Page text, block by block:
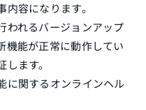
容になります。
われるバージョンアップ
機能が正常に動作してい
ます。
に関するオンラインヘル